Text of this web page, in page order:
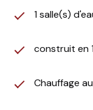
exposé, y
1 salle(s)
construit en
Chauffage